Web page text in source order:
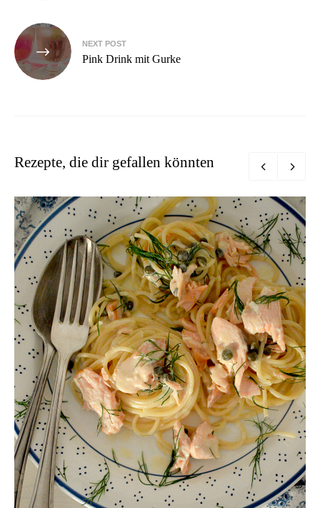
NEXT POST
Pink Drink mit Gurke
Rezepte, die dir gefallen könnten